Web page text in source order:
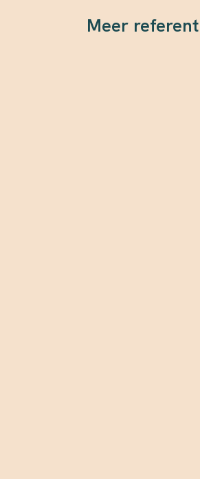
Meer